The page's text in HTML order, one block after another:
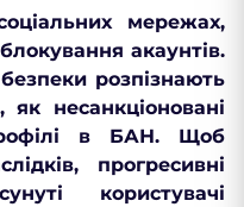
мережах,
акаунтів.
розпізнають
як несанкціоновані
в БАН. Щоб
прогресивні
користувачі